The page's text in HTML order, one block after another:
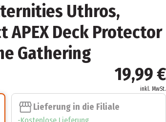
Uthros,
APEX Deck Protector
Gathering
19,99 €
inkl. MwSt.
Lieferung in die Filiale